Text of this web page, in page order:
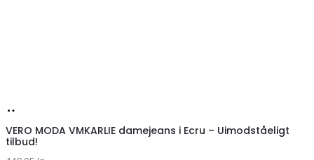
hos
VERO MODA VMKARLIE damejeans i Ecru – Uimodståeligt
tilbud!